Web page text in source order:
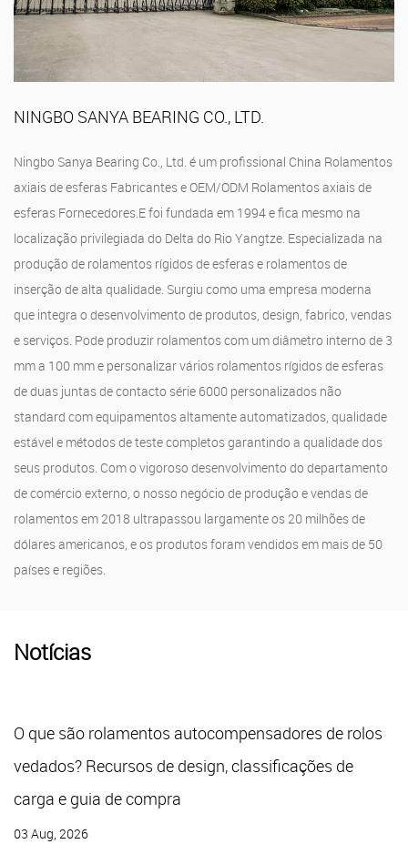
NINGBO SANYA BEARING CO., LTD.
Ningbo Sanya Bearing Co., Ltd. é um profissional China Rolamentos
axiais de esferas FabricanteseOEM/ODM Rolamentos axiais de
esferas Fornecedores.E foi fundada em 1994 e fica mesmo na
localização privilegiada do Delta do Rio Yangtze. Especializada na
produção de rolamentos rígidos de esferas e rolamentos de
inserção de alta qualidade. Surgiu como uma empresa moderna
que integra o desenvolvimento de produtos, design, fabrico, vendas
e serviços. Pode produzir rolamentos com um diâmetro interno de 3
mm a 100 mm e personalizar vários rolamentos rígidos de esferas
de duas juntas de contacto série 6000 personalizados não
standard com equipamentos altamente automatizados, qualidade
estável e métodos de teste completos garantindo a qualidade dos
seus produtos. Com o vigoroso desenvolvimento do departamento
de comércio externo, o nosso negócio de produção e vendas de
rolamentos em 2018 ultrapassou largamente os 20 milhões de
dólares americanos, e os produtos foram vendidos em mais de 50
países e regiões.
Notícias
O que são rolamentos autocompensadores de rolos
vedados? Recursos de design, classificações de
carga e guia de compra
03 Aug, 2026